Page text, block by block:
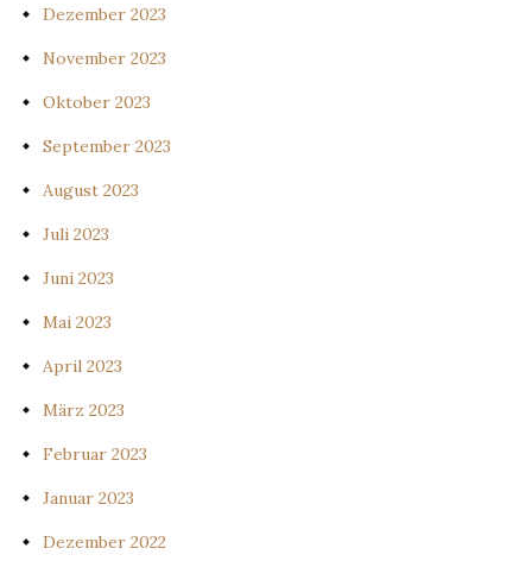
Dezember 2023
November 2023
Oktober 2023
September 2023
August 2023
Juli 2023
Juni 2023
Mai 2023
April 2023
März 2023
Februar 2023
Januar 2023
Dezember 2022